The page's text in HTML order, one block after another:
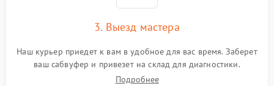
3. Выезд мастера
Наш курьер приедет к вам в удобное для вас время. Заберет
ваш сабвуфер и привезет на склад для диагностики.
Подробнее